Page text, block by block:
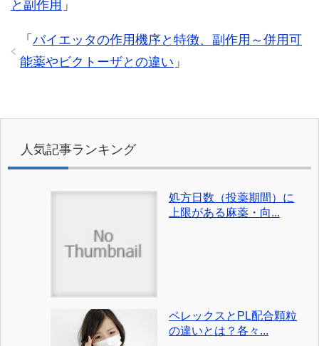
と副作用 」
「 バイエッタの作用機序と特徴、副作用～併用可
能薬やビクトーザとの違い 」
人気記事ランキング
処方日数（投薬期間）に
上限がある麻薬・向...
ペレックスとPL配合顆粒
の違いとは？各々...